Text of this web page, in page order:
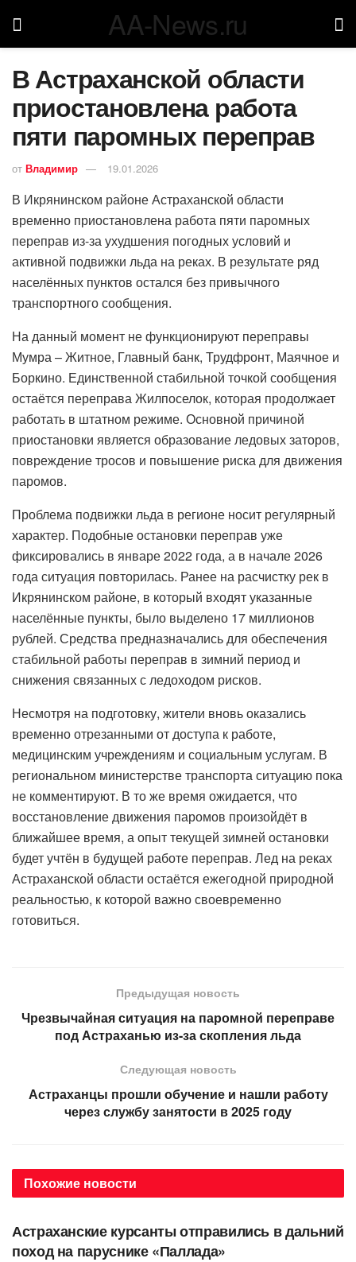
AA-News.ru
В Астраханской области
приостановлена работа
пяти паромных переправ
от Владимир 19.01.2026
В Икрянинском районе Астраханской области
временно приостановлена работа пяти паромных
переправ из-за ухудшения погодных условий и
активной подвижки льда на реках. В результате ряд
населённых пунктов остался без привычного
транспортного сообщения.
На данный момент не функционируют переправы
Мумра – Житное, Главный банк, Трудфронт, Маячное и
Боркино. Единственной стабильной точкой сообщения
остаётся переправа Жилпоселок, которая продолжает
работать в штатном режиме. Основной причиной
приостановки является образование ледовых заторов,
повреждение тросов и повышение риска для движения
паромов.
Проблема подвижки льда в регионе носит регулярный
характер. Подобные остановки переправ уже
фиксировались в январе 2022 года, а в начале 2026
года ситуация повторилась. Ранее на расчистку рек в
Икрянинском районе, в который входят указанные
населённые пункты, было выделено 17 миллионов
рублей. Средства предназначались для обеспечения
стабильной работы переправ в зимний период и
снижения связанных с ледоходом рисков.
Несмотря на подготовку, жители вновь оказались
временно отрезанными от доступа к работе,
медицинским учреждениям и социальным услугам. В
региональном министерстве транспорта ситуацию пока
не комментируют. В то же время ожидается, что
восстановление движения паромов произойдёт в
ближайшее время, а опыт текущей зимней остановки
будет учтён в будущей работе переправ. Лед на реках
Астраханской области остаётся ежегодной природной
реальностью, к которой важно своевременно
готовиться.
Предыдущая новость
Чрезвычайная ситуация на паромной переправе
под Астраханью из-за скопления льда
Следующая новость
Астраханцы прошли обучение и нашли работу
через службу занятости в 2025 году
Похожие новости
ОБЩЕСТВО
Астраханские курсанты отправились в дальний
поход на паруснике «Паллада»